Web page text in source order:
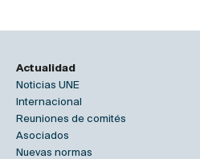
Actualidad
Noticias UNE
Internacional
Reuniones de comités
Asociados
Nuevas normas